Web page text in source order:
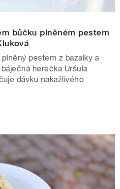
bůčku plněném pestem
pestem z bazalky a
herečka Uršula
dávku nakažlivého